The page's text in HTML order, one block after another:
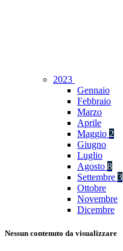
2023
Gennaio
Febbraio
Marzo
Aprile
Maggio 2
Giugno
Luglio
Agosto 8
Settembre 3
Ottobre
Novembre
Dicembre
Nessun contenuto da visualizzare